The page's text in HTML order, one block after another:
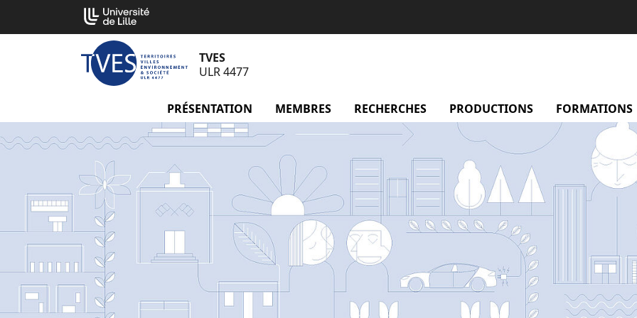
contenu
TVES
ULR 4477
PRÉSENTATION menu Présentation
MEMBRES menu Membres
RECHERCHES menu Recherches
PRODUCTIONS menu
FORMATIONS
Cookies management panel